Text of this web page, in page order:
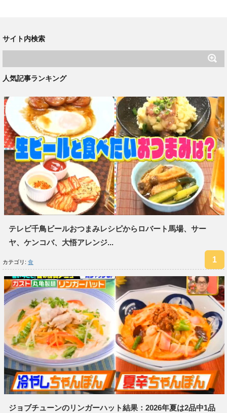
サイト内検索
人気記事ランキング
テレビ千鳥ビールおつまみレシピからロバート馬場、サー
ヤ、ケンコバ、大悟アレンジ...
カテゴリ: 食
ジョブチューンのリンガーハット結果：2026年夏は2品中1品